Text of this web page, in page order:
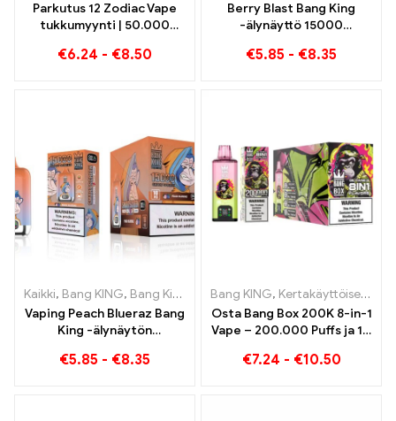
Parkutus 12 Zodiac Vape
tukkumyynti | 50.000
€6.24 - €8.50
Berry Blast Bang King
-älynäyttö 15000
sukupolven
€5.85 - €8.35
Kaikki, Bang KING, Bang King Smart Screen 15000 Pullistaa ,
Vaping Peach Blueraz Bang
King -älynäytön
€5.85 - €8.35
Bang KING, Kertakäyttöiset e-savukkeet
Osta Bang Box 200K 8-in-1
Vape – 200.000 Puffs ja 10
€7.24 - €10.50